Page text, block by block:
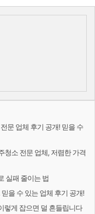
문 업체 후기 공개! 믿을 수
청소 전문 업체, 저렴한 가격
실패 줄이는 법
을 수 있는 업체 후기 공개!
렇게 잡으면 덜 흔들립니다